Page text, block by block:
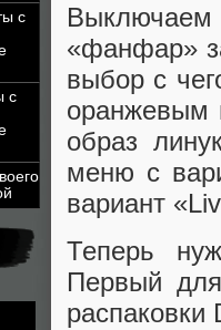
с
с
Выключаем
«фанфар»
выбор с
оранжевым
образ
меню с
вариант
Теперь
Первый
распаковки